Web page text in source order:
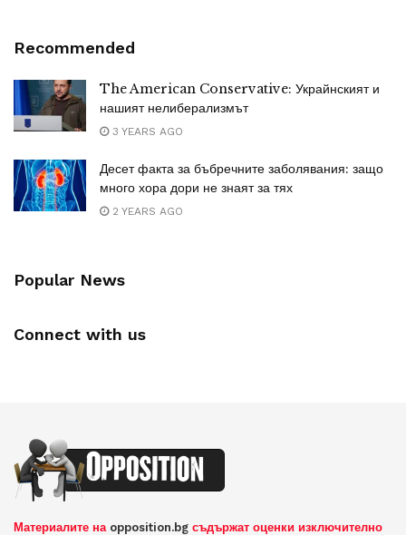
Recommended
The American Conservative: Украйнският и
нашият нелиберализмът
3 YEARS AGO
Десет факта за бъбречните заболявания: защо
много хора дори не знаят за тях
2 YEARS AGO
Popular News
Connect with us
Материалите на opposition.bg съдържат оценки изключително